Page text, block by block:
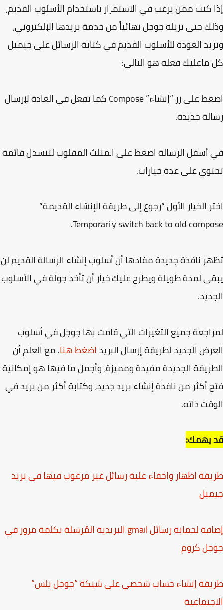
كنت ممن يرغب في الاستمرار باستخدام الأسلوب القديم،
حتى تزيله جوجل نهائياً من خدمة بريدها الإلكتروني،
العودة للأسلوب القديم في كتابة الرسائل على جيميل
فعله هو التالي:
اضغط على زر “إنشاء” Compose كما تفعل في العادة لإرسال
جديدة.
الرسالة اضغط على المثلث المقلوب لتنسدل قائمة
على عدة خيارات.
الخيار الأول “رجوع إلى طريقة الإنشاء القديمة”
Temporarily switch back to old
نافذة جديدة مفادها أن أسلوب إنشاء الرسالة القديم لن
لمدة طويلة ويطرح عليك خيار أن تأخذ جولة في الأسلوب
جميع التغيرات التي قامت بها جوجل في أسلوب
الجديد لطريقة إرسال البريداضغط هنا. مع العلم أن
الجديدة مفيدة ومميزة، وأجمل ما فيها هو إمكانية
أكثر من نافذة إنشاء بريد جديد، وكتابة أكثر من بريد في
ذاته.
يهمك:
اظهار واخفاء علبة رسائل غير مرغوب فيها فى بريد
إضافة لحماية رسائل gmail البريدية المُرسلة بكلمة مرور في
كروم
إنشاء حساب شخصي على شبكة “جوجل بلس”